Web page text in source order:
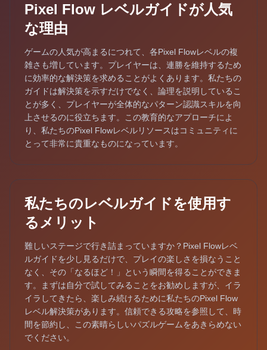
Pixel Flow レベルガイドが人気
な理由
ゲームの人気が高まるにつれて、各Pixel Flowレベルの複
雑さも増しています。プレイヤーは、連勝を維持するため
に効率的な解決策を求めることがよくあります。私たちの
ガイドは解決策を示すだけでなく、論理を説明しているこ
とが多く、プレイヤーが全体的なパターン認識スキルを向
上させるのに役立ちます。この教育的なアプローチによ
り、私たちのPixel Flowレベルリソースはコミュニティに
とって非常に貴重なものになっています。
私たちのレベルガイドを使用す
るメリット
難しいステージで行き詰まっていますか？Pixel Flowレベ
ルガイドを少し見るだけで、プレイの楽しさを損なうこと
なく、その「なるほど！」という瞬間を得ることができま
す。まずは自分で試してみることをお勧めしますが、イラ
イラしてきたら、楽しみ続けるために私たちのPixel Flow
レベル解決策があります。信頼できる攻略を参照して、時
間を節約し、この素晴らしいパズルゲームをあきらめない
でください。